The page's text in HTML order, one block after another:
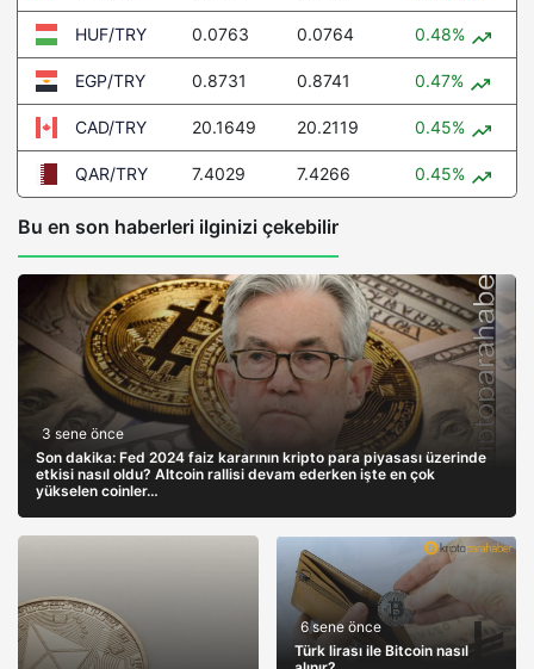
HUF/TRY 0.0763 0.0764 0.48%
EGP/TRY 0.8731 0.8741 0.47%
CAD/TRY 20.1649 20.2119 0.45%
QAR/TRY 7.4029 7.4266 0.45%
Bu en son haberleri ilginizi çekebilir
3 sene önce
Son dakika: Fed 2024 faiz kararının kripto para piyasası üzerinde
etkisi nasıl oldu? Altcoin rallisi devam ederken işte en çok
yükselen coinler…
6 sene önce
Türk lirası ile Bitcoin nasıl